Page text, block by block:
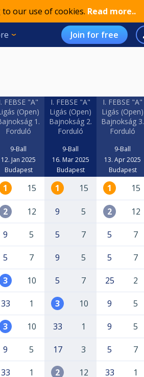
our use of cookies. Read more..
Join for free
FEBSE "A"
(Open)
1.
Forduló
9-Ball
12. Jan 2025
Budapest
I. FEBSE "A"
Ligás (Open)
Bajnokság 2.
Forduló
9-Ball
16. Mar 2025
Budapest
I. FEBSE "A"
Ligás (Open)
Bajnokság 3.
Forduló
9-Ball
13. Apr 2025
Budapest
1 15 1 15 1 15
2 12 9 5 2 12
9 5 5 7 5 7
5 7 9 5 5 7
3 10 5 7 25 2
33 1 3 10 9 5
3 10 33 1 9 5
9 5 17 3 5 7
33 1 2 12 33 1